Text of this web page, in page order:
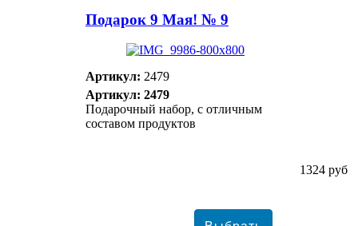
Подарок 9 Мая! № 9
Артикул: 2479
Артикул: 2479
Подарочный набор, с отличным
составом продуктов
1324 руб